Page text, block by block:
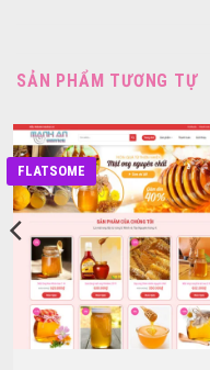
SẢN PHẨM TƯƠNG TỰ
FLATSOME